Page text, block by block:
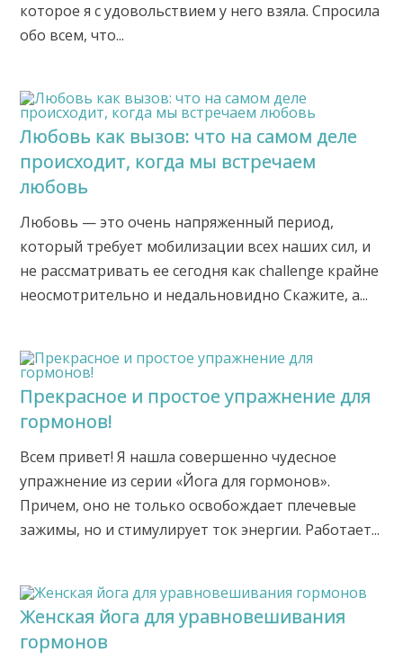
которое я с удовольствием у него взяла. Спросила
обо всем, что...
Любовь как вызов: что на самом деле
происходит, когда мы встречаем
любовь
Любовь — это очень напряженный период,
который требует мобилизации всех наших сил, и
не рассматривать ее сегодня как challenge крайне
неосмотрительно и недальновидно Скажите, а...
Прекрасное и простое упражнение для
гормонов!
Всем привет! Я нашла совершенно чудесное
упражнение из серии «Йога для гормонов».
Причем, оно не только освобождает плечевые
зажимы, но и стимулирует ток энергии. Работает...
Женская йога для уравновешивания
гормонов